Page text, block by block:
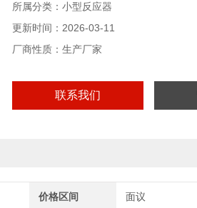
所属分类：小型反应器
更新时间：2026-03-11
厂商性质：生产厂家
联系我们
价格区间 面议